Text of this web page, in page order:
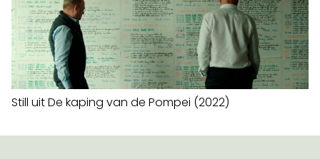
Still uit De kaping van de Pompei (2022)